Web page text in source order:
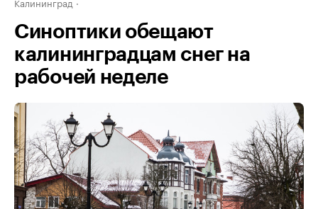
Синоптики обещают
калининградцам снег на
рабочей неделе